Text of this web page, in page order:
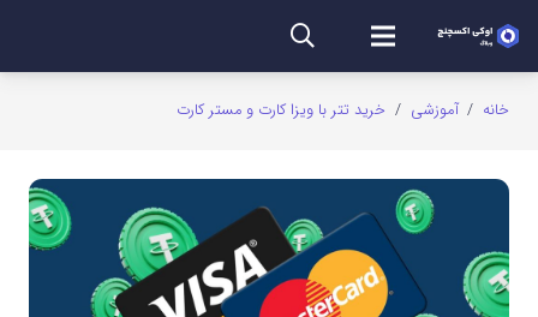
خانه / آموزشی / خرید تتر با ویزا کارت و مستر کارت